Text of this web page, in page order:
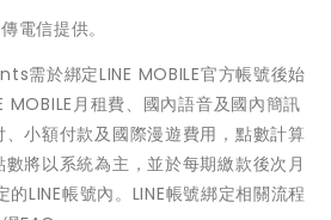
電信提供。
需於綁定LINE MOBILE官方帳號後始
MOBILE月租費、國內語音及國內簡訊
小額付款及國際漫遊費用，點數計算
將以系統為主，並於每期繳款後次月
LINE帳號內。LINE帳號綁定相關流程